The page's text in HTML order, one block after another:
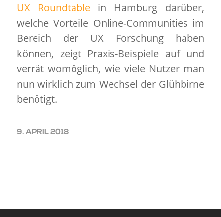
UX Roundtablein Hamburg darüber,
welche Vorteile Online-Communities im
Bereich der UX Forschung haben
können, zeigt Praxis-Beispiele auf und
verrät womöglich, wie viele Nutzer man
nun wirklich zum Wechsel der Glühbirne
benötigt.
9. APRIL 2018